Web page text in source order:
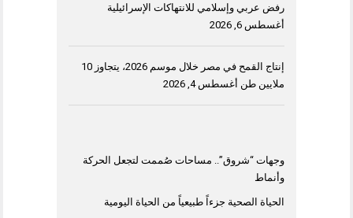
رفض عربي وإسلامي للانتهاكات الإسرائيلية
أغسطس 6, 2026
إنتاج القمح في مصر خلال موسم 2026، يتجاوز 10
ملايين طن أغسطس 4, 2026
وجهات “شروق”.. مساحات صُممت لتجعل الحركة
وأنماط
الحياة الصحية جزءاً طبيعياً من الحياة اليومية